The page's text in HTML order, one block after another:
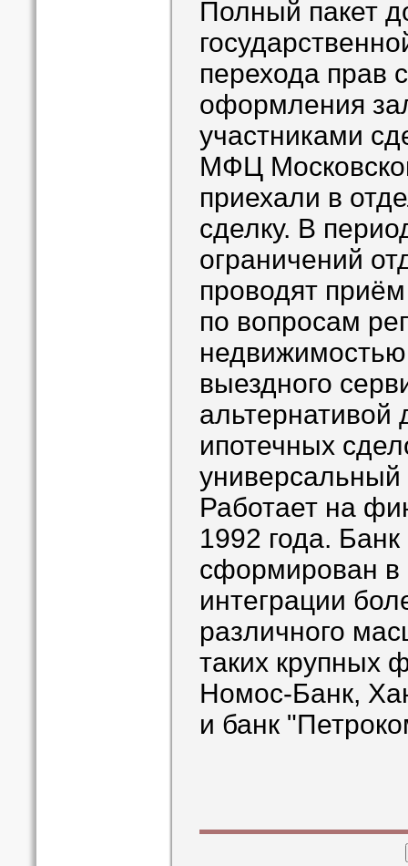
Полный пакет
перехода прав
оформления
участниками
МФЦ
приехали в
сделку. В
ограничений
проводят
по вопросам
выездного
альтернативой
ипотечных
универсальный
Работает на
1992 года.
сформирован в
интеграции
различного
таких крупных
Номос-Банк,
и банк